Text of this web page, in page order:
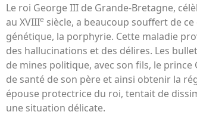
Le roi George III de Grande-Bretagne,
au XVIIIe siècle, a beaucoup souffert de
génétique, la porphyrie. Cette maladie
des hallucinations et des délires. Les
de mines politique, avec son fils, le
de santé de son père et ainsi obtenir la
épouse protectrice du roi, tentait de
une situation délicate.